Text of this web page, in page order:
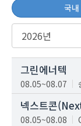
국내
그린에너텍
08.05~08.07
넥스트콘
08.05~08.08